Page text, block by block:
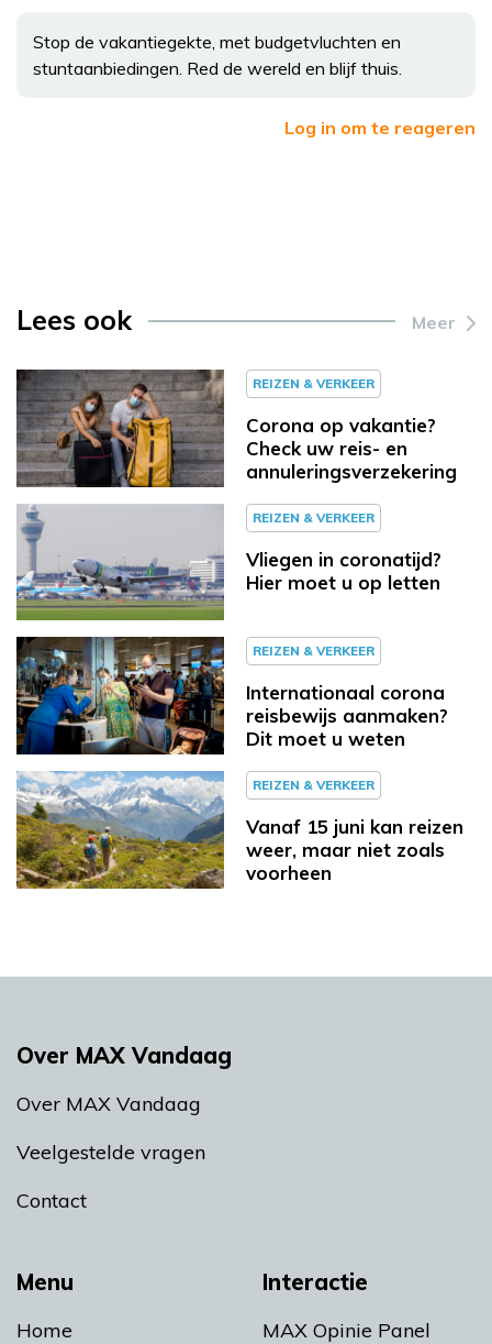
Stop de vakantiegekte, met budgetvluchten en
stuntaanbiedingen. Red de wereld en blijf thuis.
Log in om te reageren
Lees ook Meer
REIZEN & VERKEER
Corona op vakantie?
Check uw reis- en
annuleringsverzekering
REIZEN & VERKEER
Vliegen in coronatijd?
Hier moet u op letten
REIZEN & VERKEER
Internationaal corona
reisbewijs aanmaken?
Dit moet u weten
REIZEN & VERKEER
Vanaf 15 juni kan reizen
weer, maar niet zoals
voorheen
Menu
Home
Interactie
MAX Opinie Panel
Over MAX Vandaag
Over MAX Vandaag
Veelgestelde vragen
Contact